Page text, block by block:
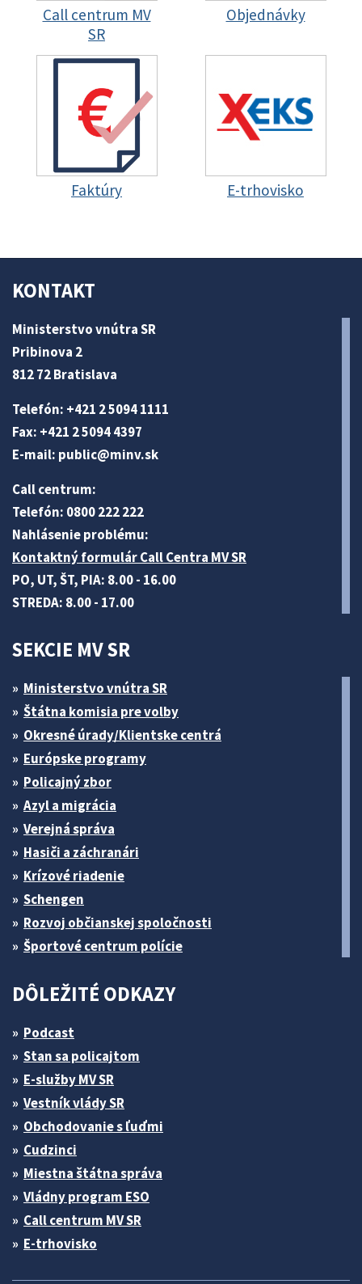
Call centrum MV
SR
Objednávky
Faktúry E-trhovisko
KONTAKT
Ministerstvo vnútra SR
Pribinova 2
812 72 Bratislava
Telefón: +421 2 5094 1111
Fax: +421 2 5094 4397
E-mail: public@minv.sk
Call centrum:
Telefón: 0800 222 222
Nahlásenie problému:
Kontaktný formulár Call Centra MV SR
PO, UT, ŠT, PIA: 8.00 - 16.00
STREDA: 8.00 - 17.00
SEKCIE MV SR
Ministerstvo vnútra SR
Štátna komisia pre volby
Okresné úrady/Klientske centrá
Európske programy
Policajný zbor
Azyl a migrácia
Verejná správa
Hasiči a záchranári
Krízové riadenie
Schengen
Rozvoj občianskej spoločnosti
Športové centrum polície
DÔLEŽITÉ ODKAZY
Podcast
Stan sa policajtom
E-služby MV SR
Vestník vlády SR
Obchodovanie s ľuďmi
Cudzinci
Miestna štátna správa
Vládny program ESO
Call centrum MV SR
E-trhovisko